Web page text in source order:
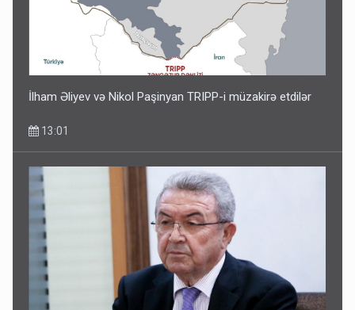
İlham Əliyev və Nikol Paşinyan TRIPP-i müzakirə etdilər
13:01